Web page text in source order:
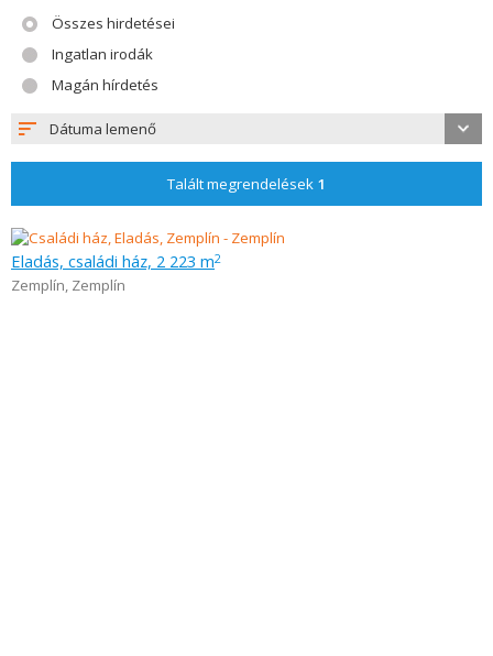
Összes hirdetései
Ingatlan irodák
Magán hírdetés
Dátuma lemenő
Talált megrendelések 1
Eladás, családi ház, 2 223 m2
Zemplín, Zemplín